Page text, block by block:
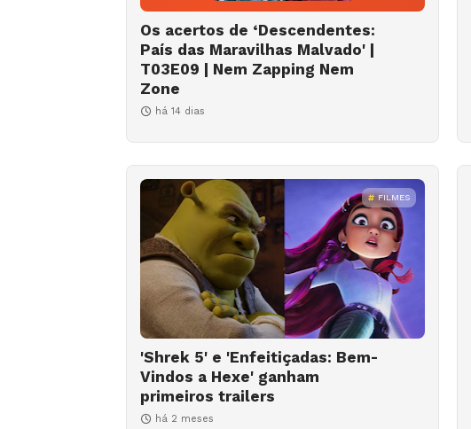
Os acertos de ‘Descendentes:
País das Maravilhas Malvado' |
T03E09 | Nem Zapping Nem
Zone
há 14 dias
FILMES
'Shrek 5' e 'Enfeitiçadas: Bem-
Vindos a Hexe' ganham
primeiros trailers
há 2 meses